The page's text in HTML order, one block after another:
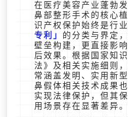
在医疗美容产业蓬勃
鼻部整形手术的核心
识产权保护始终是行
专利
的分类与界定
壁垒构建，更直接影
后效果。根据国家知
法》及相关实施细则
常涵盖发明、实用新
鼻假体相关技术成果
实现法律保护，但其
用场景存在显著差异。